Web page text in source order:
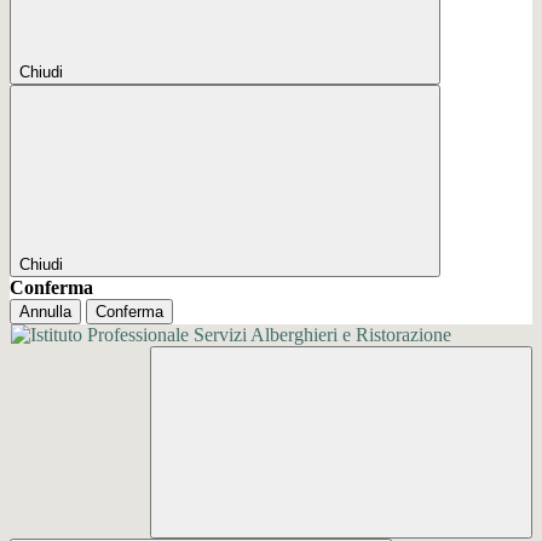
Chiudi
Chiudi
Conferma
Annulla Conferma